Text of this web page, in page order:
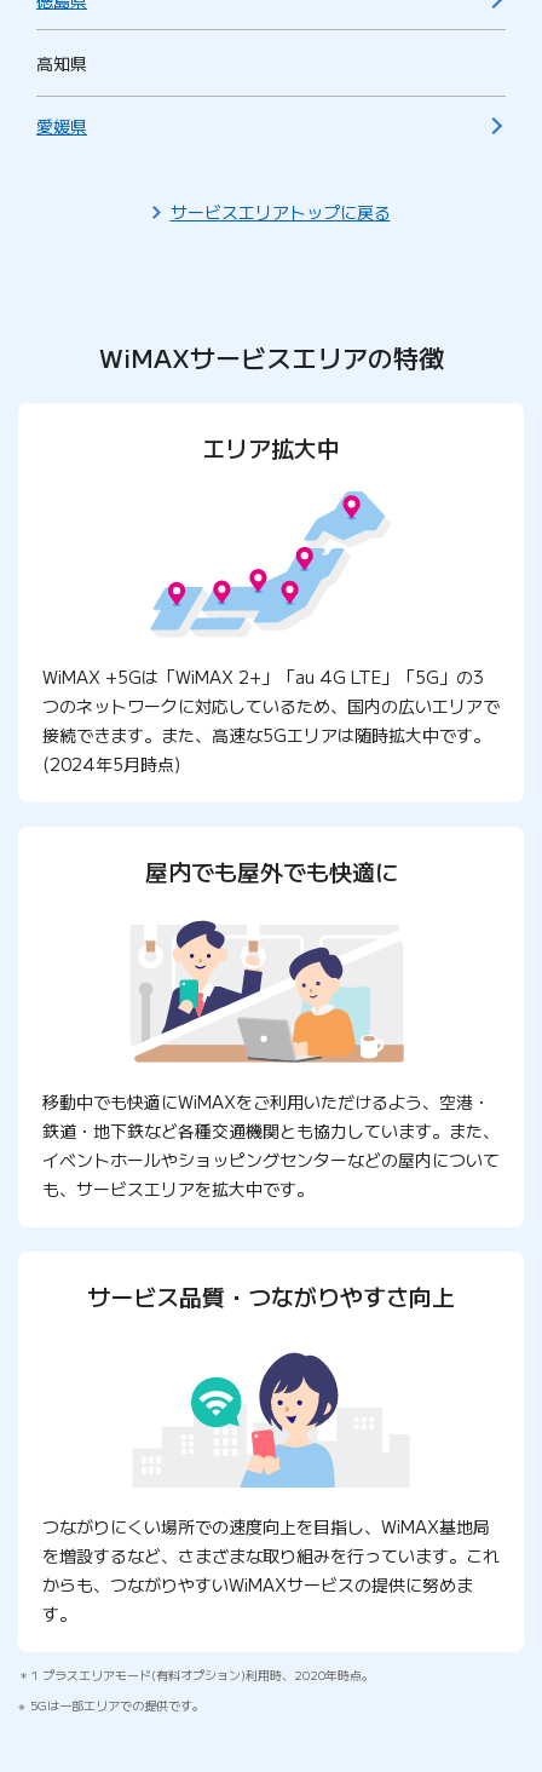
高知県
愛媛県
サービスエリアトップに戻る
WiMAXサービスエリアの特徴
エリア拡大中
WiMAX +5Gは「WiMAX 2+」「au 4G LTE」「5G」の3
つのネットワークに対応しているため、国内の広いエリアで
接続できます。また、高速な5Gエリアは随時拡大中です。
(2024年5月時点)
屋内でも屋外でも快適に
移動中でも快適にWiMAXをご利用いただけるよう、空港・
鉄道・地下鉄など各種交通機関とも協力しています。また、
イベントホールやショッピングセンターなどの屋内について
も、サービスエリアを拡大中です。
サービス品質・つながりやすさ向上
つながりにくい場所での速度向上を目指し、WiMAX基地局
を増設するなど、さまざまな取り組みを行っています。これ
からも、つながりやすいWiMAXサービスの提供に努めま
す。
1 プラスエリアモード(有料オプション)利用時、2020年時点。
5Gは一部エリアでの提供です。